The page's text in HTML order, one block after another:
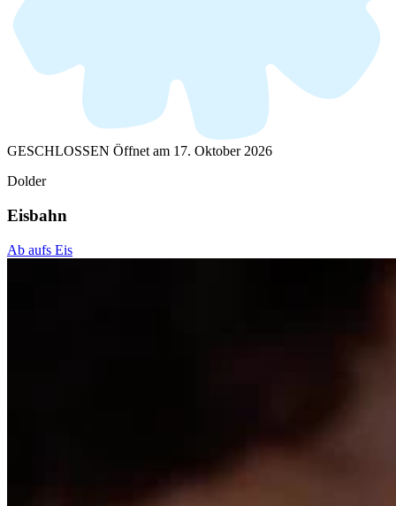
GESCHLOSSEN Öffnet am 17. Oktober 2026
Dolder
Eisbahn
Ab aufs Eis